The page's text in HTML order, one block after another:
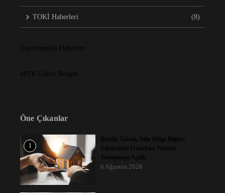
TOKİ Haberleri (8)
Gayrimenkul Haberleri
MYK Galeri Belgesi
Öne Çıkanlar
1
Büyük Tabela, Sıfır Bölge Bilgisi:
Sektördeki Franchise Sistemi
Tartışmaya Açıldı
6 Ağustos 2026